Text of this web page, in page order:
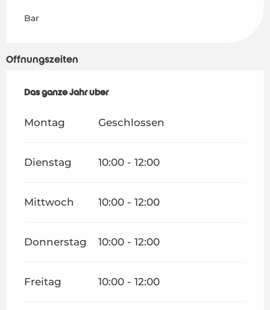
Bar
Öffnungszeiten
Das ganze Jahr über
Das ganze Jahr über
Montag Geschlossen
Dienstag 10:00 - 12:00
Mittwoch 10:00 - 12:00
Donnerstag 10:00 - 12:00
Freitag 10:00 - 12:00